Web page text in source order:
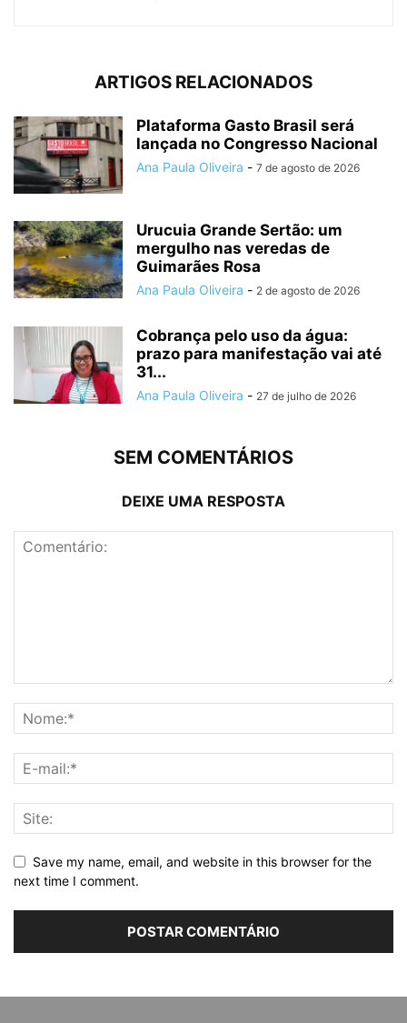
ARTIGOS RELACIONADOS
Plataforma Gasto Brasil será
lançada no Congresso Nacional
Ana Paula Oliveira - 7 de agosto de 2026
Urucuia Grande Sertão: um
mergulho nas veredas de
Guimarães Rosa
Ana Paula Oliveira - 2 de agosto de 2026
Cobrança pelo uso da água:
prazo para manifestação vai até
31...
Ana Paula Oliveira - 27 de julho de 2026
SEM COMENTÁRIOS
DEIXE UMA RESPOSTA
Save my name, email, and website in this browser for the
next time I comment.